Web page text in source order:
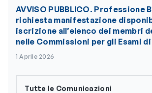
AVVISO PUBBLICO. Professione
richiesta manifestazione
iscrizione all’elenco dei membri
nelle Commissioni per gli Esami
1 Aprile 2026
Tutte le Comunicazioni